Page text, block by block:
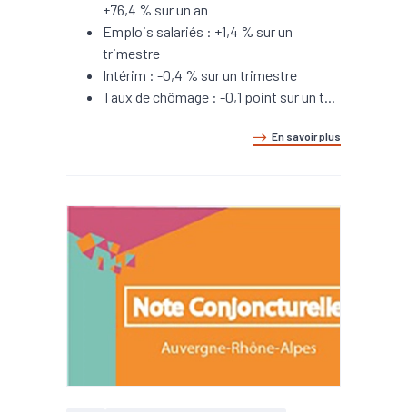
+76,4 % sur un an
Emplois salariés : +1,4 % sur un
trimestre
Intérim : -0,4 % sur un trimestre
Taux de chômage : -0,1 point sur un t...
En savoir plus